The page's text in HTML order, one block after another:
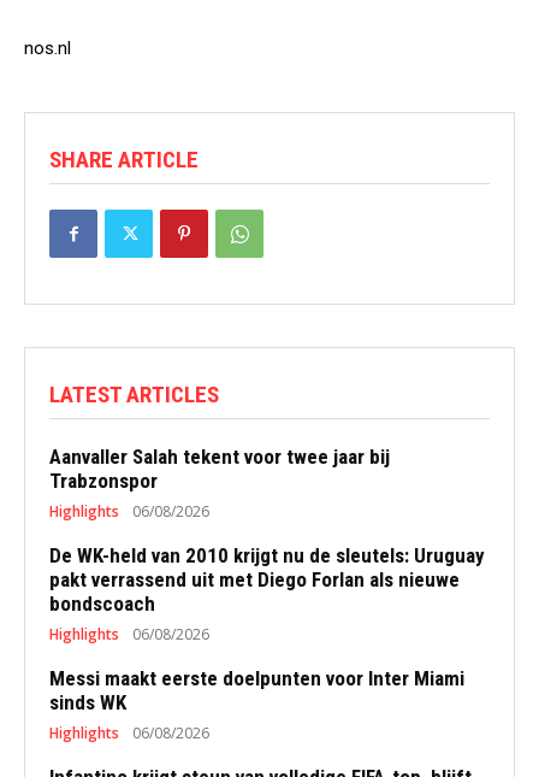
nos.nl
SHARE ARTICLE
LATEST ARTICLES
Aanvaller Salah tekent voor twee jaar bij
Trabzonspor
Highlights 06/08/2026
De WK-held van 2010 krijgt nu de sleutels: Uruguay
pakt verrassend uit met Diego Forlan als nieuwe
bondscoach
Highlights 06/08/2026
Messi maakt eerste doelpunten voor Inter Miami
sinds WK
Highlights 06/08/2026